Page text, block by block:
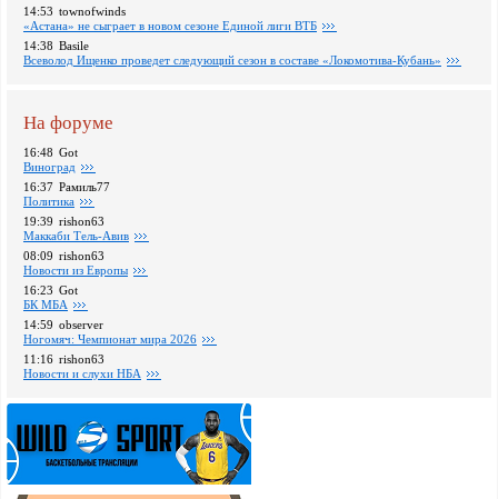
14:53 townofwinds
«Астана» не сыграет в новом сезоне Единой лиги ВТБ
14:38 Basile
Всеволод Ищенко проведет следующий сезон в составе «Локомотива-Кубань»
На форуме
16:48 Got
Виноград
16:37 Рамиль77
Политика
19:39 rishon63
Маккаби Тель-Авив
08:09 rishon63
Новости из Европы
16:23 Got
БК МБА
14:59 observer
Ногомяч: Чемпионат мира 2026
11:16 rishon63
Новости и слухи НБА